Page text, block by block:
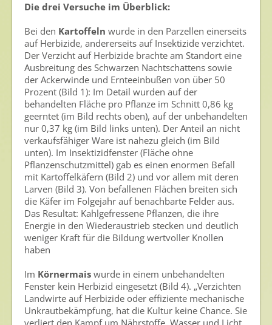
Pressekontakt
Mediathek
News
Videos
Publikationen
Newsletter
Archiv
Die drei Versuche im Überblick:
Bei den Kartoffeln wurde in den Parzellen einerseits
auf Herbizide, andererseits auf Insektizide verzichtet.
Der Verzicht auf Herbizide brachte am Standort eine
Ausbreitung des Schwarzen Nachtschattens sowie
der Ackerwinde und Ernteeinbußen von über 50
Prozent (Bild 1): Im Detail wurden auf der
behandelten Fläche pro Pflanze im Schnitt 0,86 kg
geerntet (im Bild rechts oben), auf der unbehandelten
nur 0,37 kg (im Bild links unten). Der Anteil an nicht
verkaufsfähiger Ware ist nahezu gleich (im Bild
unten). Im Insektizidfenster (Fläche ohne
Pflanzenschutzmittel) gab es einen enormen Befall
mit Kartoffelkäfern (Bild 2) und vor allem mit deren
Larven (Bild 3). Von befallenen Flächen breiten sich
die Käfer im Folgejahr auf benachbarte Felder aus.
Das Resultat: Kahlgefressene Pflanzen, die ihre
Energie in den Wiederaustrieb stecken und deutlich
weniger Kraft für die Bildung wertvoller Knollen
haben
Im Körnermais wurde in einem unbehandelten
Fenster kein Herbizid eingesetzt (Bild 4). „Verzichten
Landwirte auf Herbizide oder effiziente mechanische
Unkrautbekämpfung, hat die Kultur keine Chance. Sie
verliert den Kampf um Nährstoffe, Wasser und Licht,